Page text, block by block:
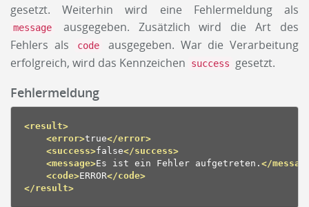
gesetzt. Weiterhin wird eine Fehlermeldung als
message
ausgegeben. Zusätzlich wird die Art des
Fehlers als
code
ausgegeben. War die Verarbeitung
erfolgreich, wird das Kennzeichen
success gesetzt.
Fehlermeldung
<result>
<error>true</error>
<success>false</success>
<message>Es ist ein Fehler aufgetreten. </
<code>ERROR</code>
</result>